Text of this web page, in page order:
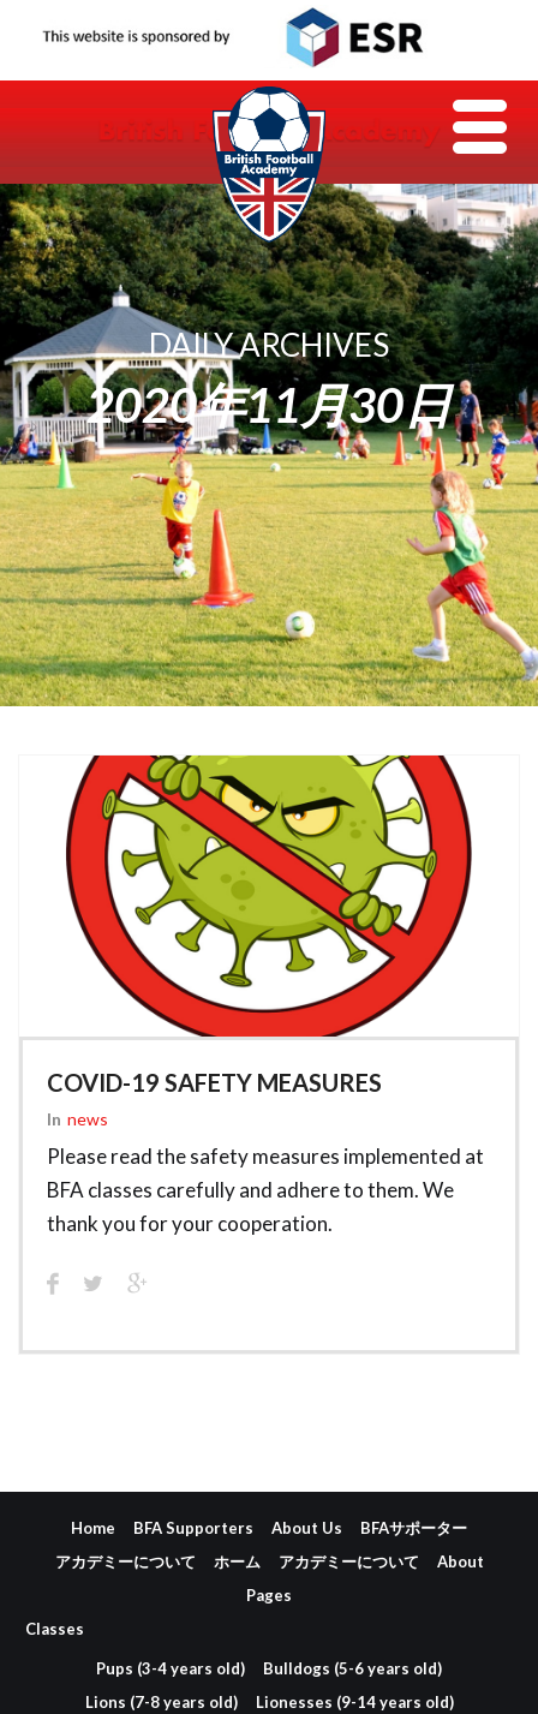
DAILY ARCHIVES
2020年11月30日
COVID-19 SAFETY MEASURES
In News
Please read the safety measures implemented at
BFA classes carefully and adhere to them. We
thank you for your cooperation.
Home BFA Supporters About Us
BFAサポーター
アカデミーについて
ホーム アカデミーについて
About
Pages
Classes
Pups (3-4 years old)
Bulldogs (5-6 years old)
Lions (7-8 years old)
Lionesses (9-14 years old)